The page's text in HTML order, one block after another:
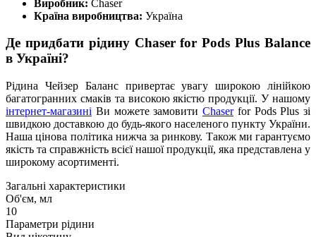
Виробник: Chaser
Країна виробництва: Україна
Де придбати рідину Chaser for Pods Plus Balance
в Україні?
Рідина Чейзер Баланс привертає увагу широкою лінійкою
багатогранних смаків та високою якістю продукції. У нашому
інтернет-магазині Ви можете замовити Chaserfor Pods Plus зі
швидкою доставкою до будь-якого населеного пункту України.
Наша цінова політика нижча за ринкову. Також ми гарантуємо
якість та справжність всієї нашої продукції, яка представлена у
широкому асортименті.
Загальні характеристики
Об'єм, мл
10
Параметри рідини